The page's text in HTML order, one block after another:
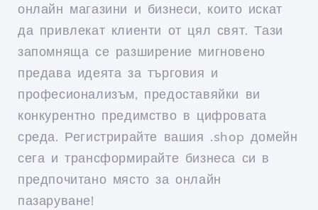
онлайн магазини и бизнеси, които искат
да привлекат клиенти от цял свят. Тази
запомняща се разширение мигновено
предава идеята за търговия и
професионализъм, предоставяйки ви
конкурентно предимство в цифровата
среда. Регистрирайте вашия .shop домейн
сега и трансформирайте бизнеса си в
предпочитано място за онлайн
пазаруване!